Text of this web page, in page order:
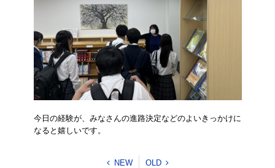
今日の経験が、みなさんの進路決定などのよいきっかけに
なると嬉しいです。
NEW OLD